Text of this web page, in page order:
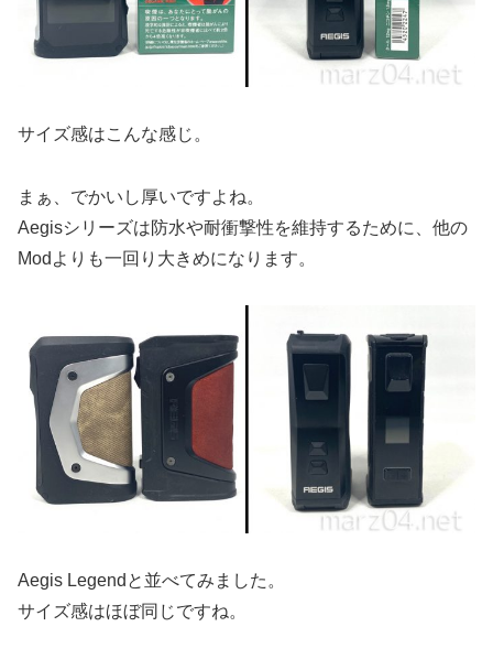
サイズ感はこんな感じ。
まぁ、でかいし厚いですよね。
Aegisシリーズは防水や耐衝撃性を維持するために、他の
Modよりも一回り大きめになります。
Aegis Legendと並べてみました。
サイズ感はほぼ同じですね。